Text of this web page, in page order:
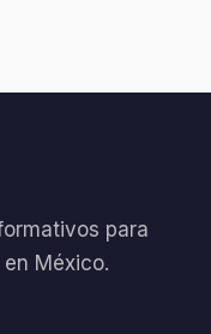
para
México.